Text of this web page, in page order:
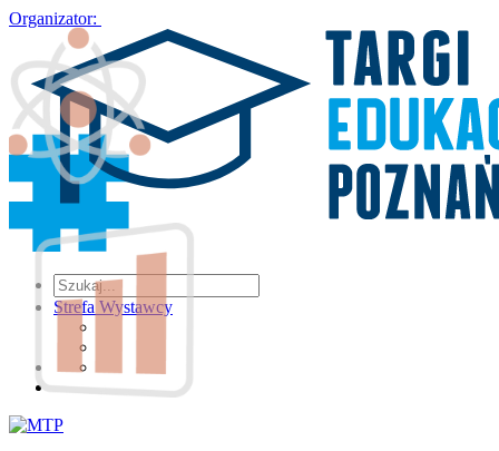
Organizator:
Strefa Wystawcy